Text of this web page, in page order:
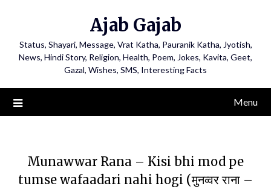
Ajab Gajab
Status, Shayari, Message, Vrat Katha, Pauranik Katha, Jyotish,
News, Hindi Story, Religion, Health, Poem, Jokes, Kavita, Geet,
Gazal, Wishes, SMS, Interesting Facts
Menu
Munawwar Rana – Kisi bhi mod pe
tumse wafaadari nahi hogi (मुनव्वर राना –